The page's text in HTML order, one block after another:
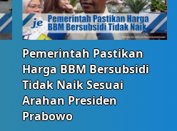
Pemerintah Pastikan
Harga BBM Bersubsidi
Tidak Naik Sesuai
Arahan Presiden
Prabowo